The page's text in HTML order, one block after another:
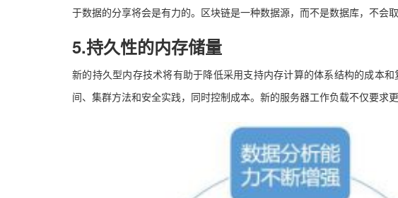
于数据的分享将会是有力的。区块链是一种数据源，而不是数据库，不会
5.持久性的内存储量
新的持久型内存技术将有助于降低采用支持内存计算的体系结构的成本
间、集群方法和安全实践，同时控制成本。新的服务器工作负载不仅要求